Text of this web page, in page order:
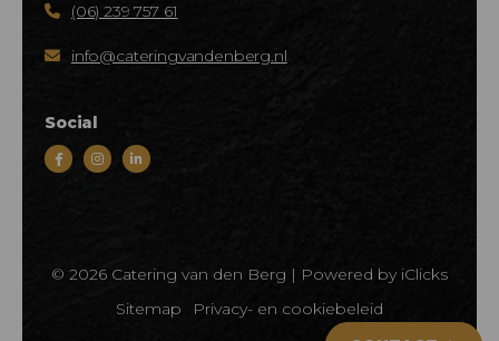
(06) 239 757 61
info@cateringvandenberg.nl
Social
© 2026 Catering van den Berg | Powered by iClicks
Sitemap
Privacy- en cookiebeleid